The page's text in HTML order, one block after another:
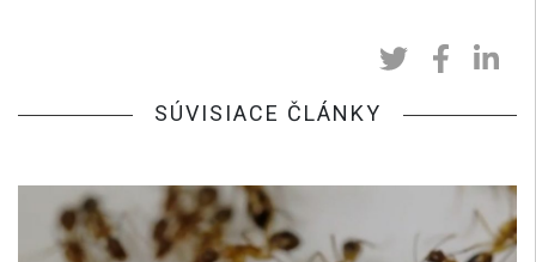
SÚVISIACE ČLÁNKY